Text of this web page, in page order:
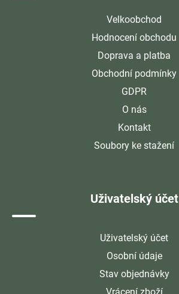
Velkoobchod
Hodnocení obchodu
Doprava a platba
Obchodní podmínky
GDPR
O nás
Kontakt
Soubory ke stažení
Uživatelský účet
Uživatelský účet
Osobní údaje
Stav objednávky